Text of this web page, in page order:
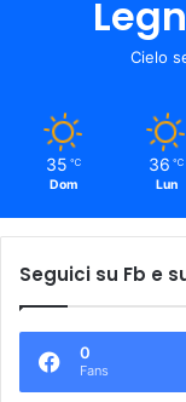
Cielo
35 ℃
Dom
36 ℃
Lun
Seguici su Fb e
0
Fans